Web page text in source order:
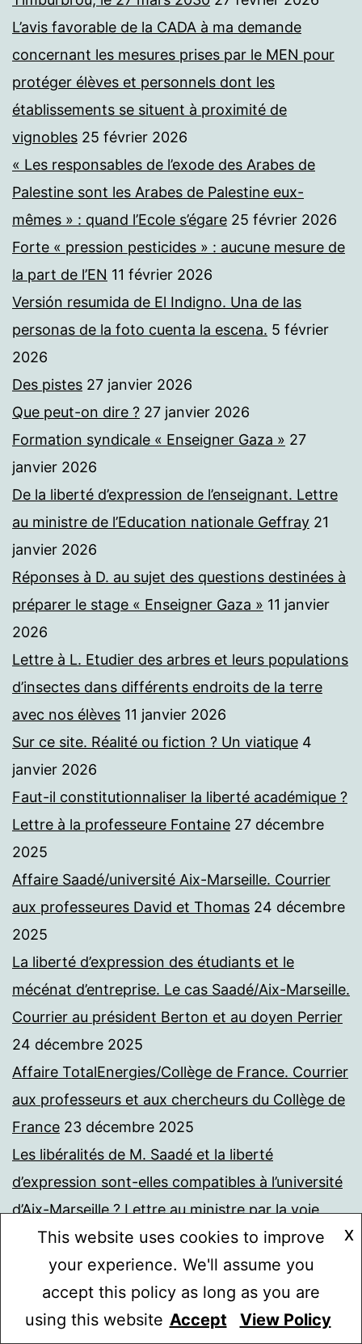
L’avis favorable de la CADA à ma demande
concernant les mesures prises par le MEN pour
protéger élèves et personnels dont les
établissements se situent à proximité de
vignobles 25 février 2026
« Les responsables de l’exode des Arabes de
Palestine sont les Arabes de Palestine eux-
mêmes » : quand l’Ecole s’égare 25 février 2026
Forte « pression pesticides » : aucune mesure de
la part de l’EN 11 février 2026
Versión resumida de El Indigno. Una de las
personas de la foto cuenta la escena. 5 février
2026
Des pistes 27 janvier 2026
Que peut-on dire ? 27 janvier 2026
Formation syndicale « Enseigner Gaza » 27
janvier 2026
De la liberté d’expression de l’enseignant. Lettre
au ministre de l’Education nationale Geffray 21
janvier 2026
Réponses à D. au sujet des questions destinées à
préparer le stage « Enseigner Gaza » 11 janvier
2026
Lettre à L. Etudier des arbres et leurs populations
d’insectes dans différents endroits de la terre
avec nos élèves 11 janvier 2026
Sur ce site. Réalité ou fiction ? Un viatique 4
janvier 2026
Faut-il constitutionnaliser la liberté académique ?
Lettre à la professeure Fontaine 27 décembre
2025
Affaire Saadé/université Aix-Marseille. Courrier
aux professeures David et Thomas 24 décembre
2025
La liberté d’expression des étudiants et le
mécénat d’entreprise. Le cas Saadé/Aix-Marseille.
Courrier au président Berton et au doyen Perrier
24 décembre 2025
Affaire TotalEnergies/Collège de France. Courrier
aux professeurs et aux chercheurs du Collège de
France 23 décembre 2025
Les libéralités de M. Saadé et la liberté
d’expression sont-elles compatibles à l’université
d’Aix-Marseille ? Lettre au ministre par la voie
hiérarchique. Demande de communication de
documents 22 décembre 2025
Exposition des élèves aux pesticides, demande
de communication de documents 18 décembre
This website uses cookies to improve
your experience. We'll assume you
accept this policy as long as you are
using this website
X
Accept View Policy
Mode sombre :